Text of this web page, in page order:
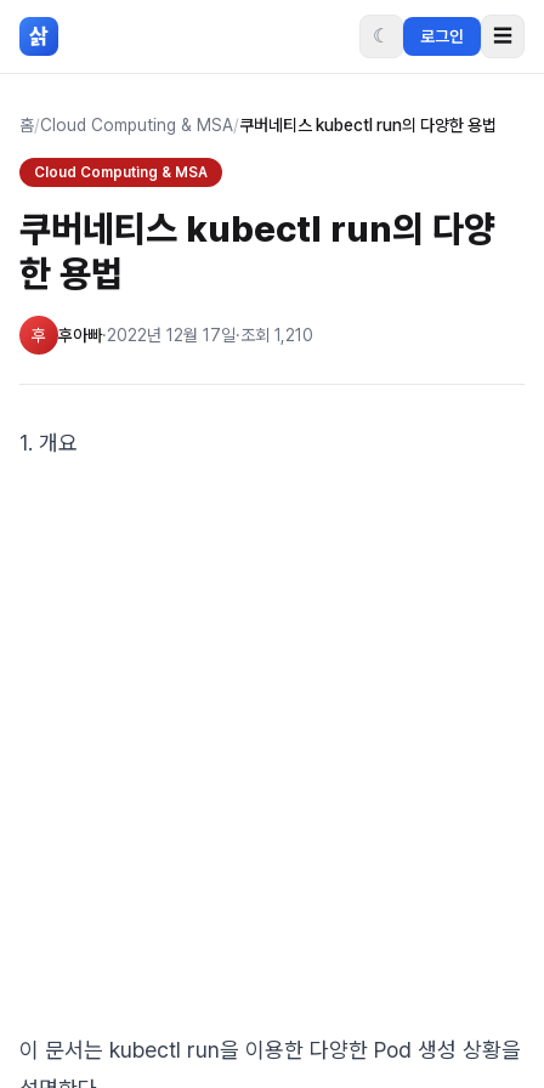
본문 바로가기
삵 ☾ 로그인 ☰
홈/Cloud Computing & MSA/쿠버네티스 kubectl run의 다양한 용법
Cloud Computing & MSA
쿠버네티스 kubectl run의 다양
한 용법
후 후아빠·2022년 12월 17일·조회 1,210
1. 개요
이 문서는 kubectl run을 이용한 다양한 Pod 생성 상황을